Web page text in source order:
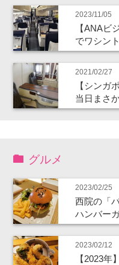
2023/11/05
【ANAビ
でワシン
2021/02/27
【シンガ
当日まさ
グルメ
2023/02/25
西院の「
ハンバー
2023/02/12
【2023